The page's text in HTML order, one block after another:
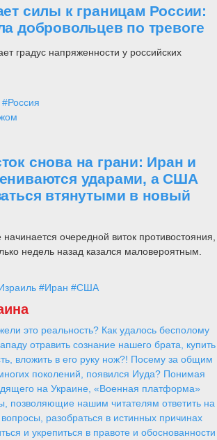
силы к границам России:
добровольцев по тревоге
градус напряженности у российских
#Россия
снова на грани: Иран и
ударами, а США
втянутыми в новый
очередной виток противостояния,
недель назад казался маловероятным.
#Иран #США
это реальность? Как удалось бесполому
отравить сознание нашего брата, купить
вложить в его руку нож?! Посему за общим
поколений, появился Иуда? Понимая
на Украине, «Военная платформа»
позволяющие нашим читателям ответить на
разобраться в истинных причинах
и укрепиться в правоте и обоснованности